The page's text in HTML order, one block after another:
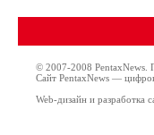
© 2007-2008 PentaxNews.
Сайт PentaxNews —
Web-дизайн и разработка